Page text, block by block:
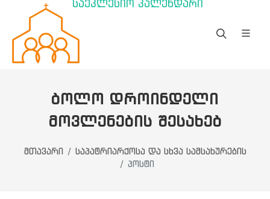
საეკლესიო კალენდარი
ᲑᲝᲚᲝ ᲓᲠᲝᲘᲜᲓᲔᲚᲘ
ᲛᲝᲕᲚᲔᲜᲔᲑᲘᲡ ᲨᲔᲡᲐᲮᲔᲑ
მთავარი
საპატრიარქოსა და სხვა სამსახურების
პოსტი